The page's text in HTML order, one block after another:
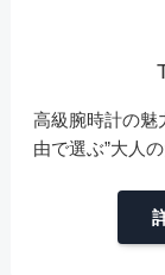
高級腕時計の魅
由で選ぶ”大人